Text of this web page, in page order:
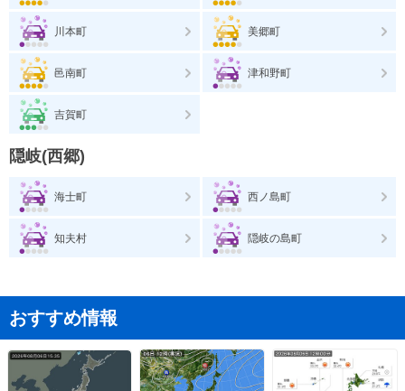
川本町 美郷町
邑南町 津和野町
吉賀町
隠岐(西郷)
海士町 西ノ島町
知夫村 隠岐の島町
おすすめ情報